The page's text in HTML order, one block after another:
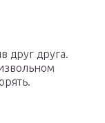
друг друга.